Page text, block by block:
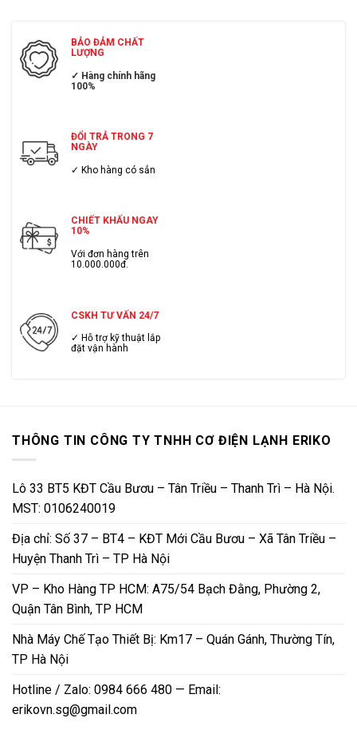
BẢO ĐẢM CHẤT
LƯỢNG
✓ Hàng chính hãng
100%
ĐỔI TRẢ TRONG 7
NGÀY
✓ Kho hàng có sẳn
CHIẾT KHẤU NGAY
10%
Với đơn hàng trên
10.000.000đ.
CSKH TƯ VẤN 24/7
✓ Hỗ trợ kỹ thuật lắp
đặt vận hành
THÔNG TIN CÔNG TY TNHH CƠ ĐIỆN LẠNH ERIKO
Lô 33 BT5 KĐT Cầu Bươu – Tân Triều – Thanh Trì – Hà Nội.
MST: 0106240019
Địa chỉ: Số 37 – BT4 – KĐT Mới Cầu Bươu – Xã Tân Triều –
Huyện Thanh Trì – TP Hà Nội
VP – Kho Hàng TP HCM: A75/54 Bạch Đằng, Phường 2,
Quận Tân Bình, TP HCM
Nhà Máy Chế Tạo Thiết Bị: Km17 – Quán Gánh, Thường Tín,
TP Hà Nội
Hotline / Zalo: 0984 666 480 — Email:
erikovn.sg@gmail.com